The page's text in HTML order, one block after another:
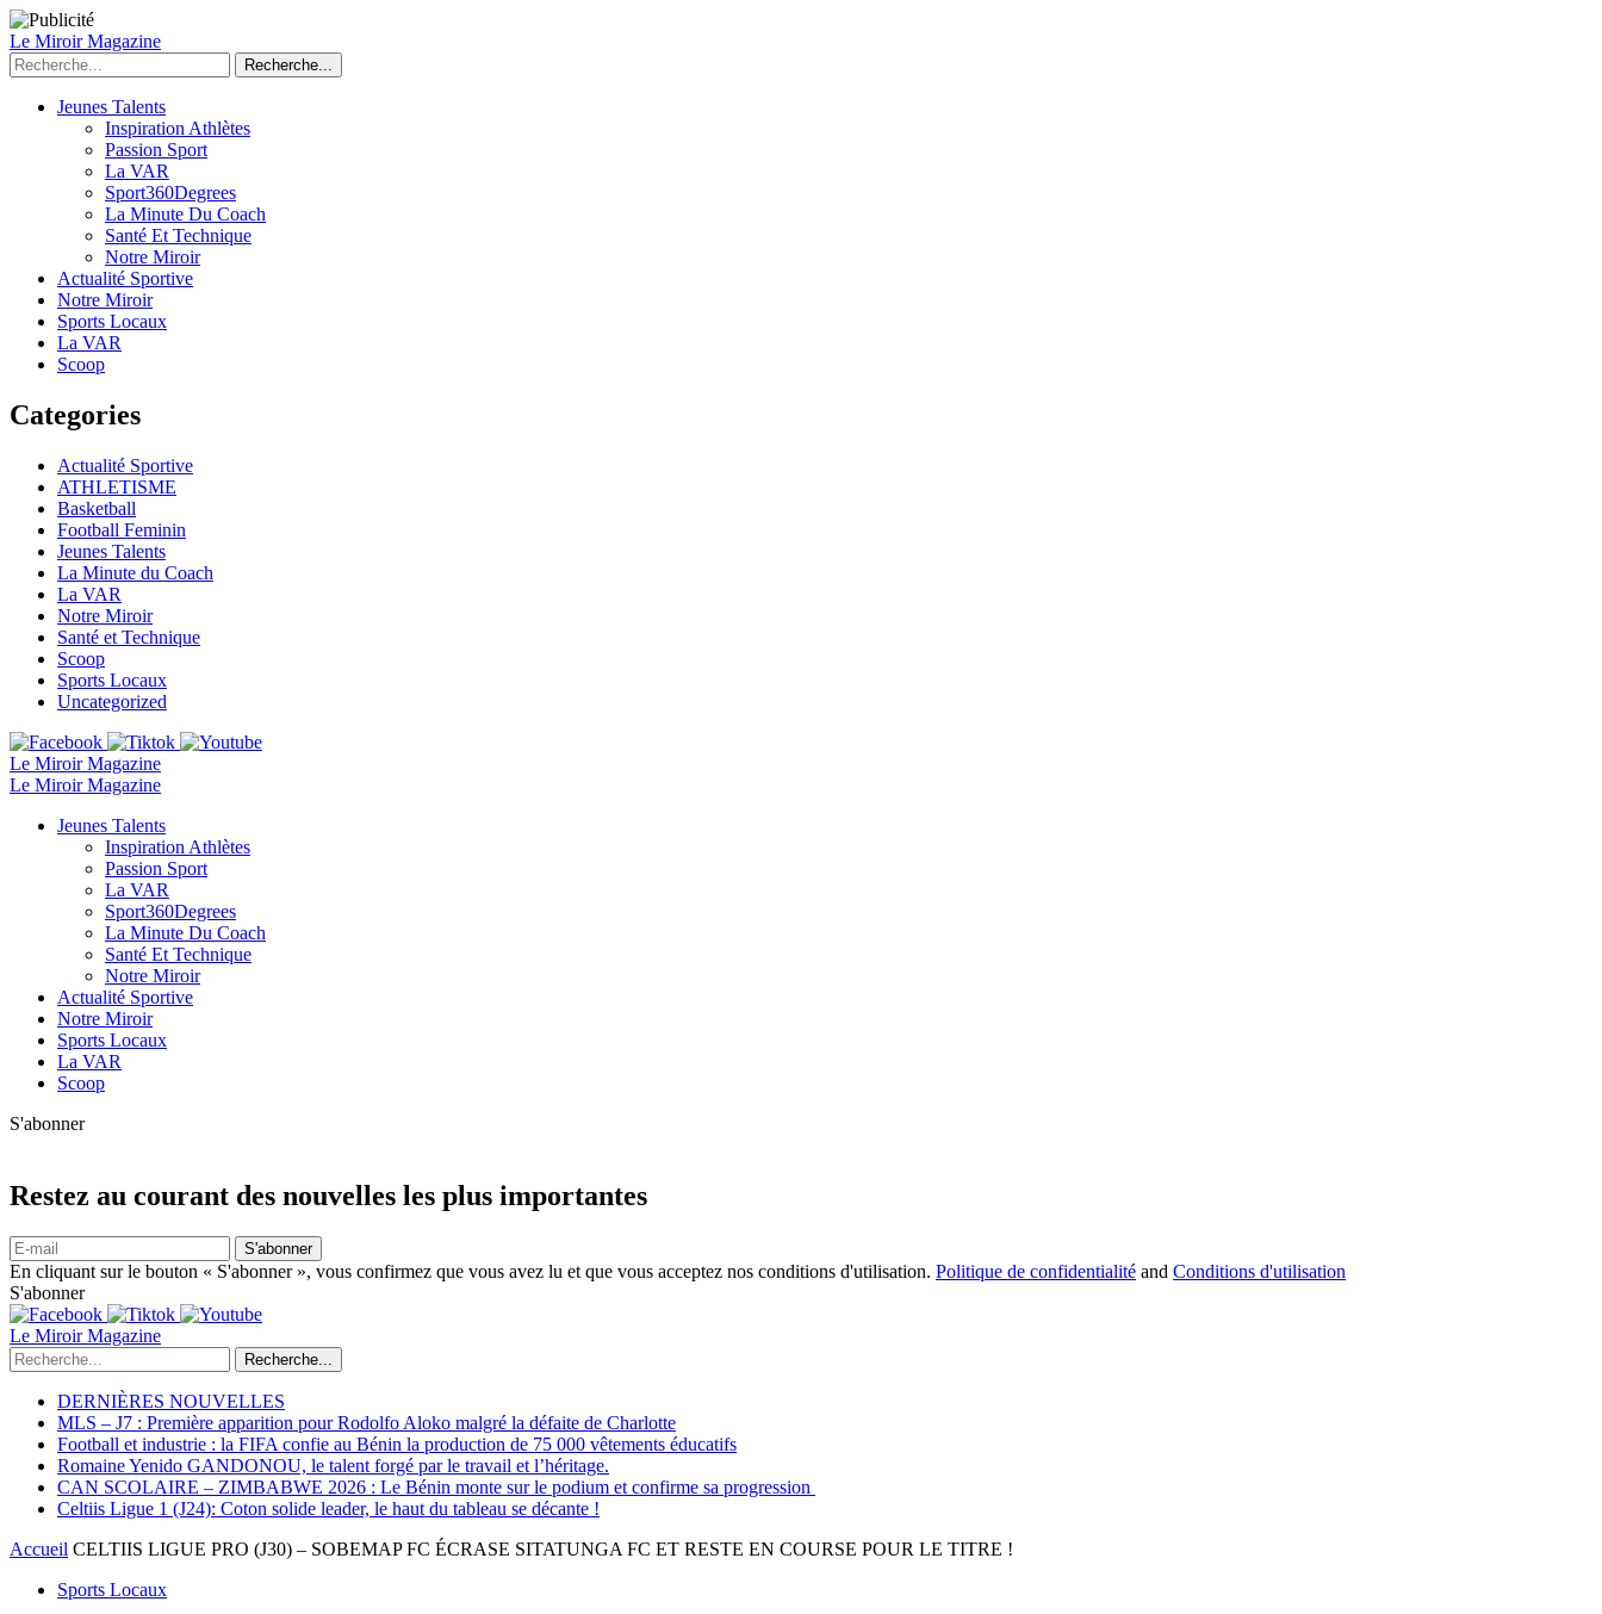
Le Miroir Magazine
Recherche...
Jeunes Talents
Inspiration Athlètes
Passion Sport
La VAR
Sport360Degrees
La Minute Du Coach
Santé Et Technique
Notre Miroir
Actualité Sportive
Notre Miroir
Sports Locaux
La VAR
Scoop
Categories
Actualité Sportive
ATHLETISME
Basketball
Football Feminin
Jeunes Talents
La Minute du Coach
La VAR
Notre Miroir
Santé et Technique
Scoop
Sports Locaux
Uncategorized
Le Miroir Magazine
Le Miroir Magazine
Jeunes Talents
Inspiration Athlètes
Passion Sport
La VAR
Sport360Degrees
La Minute Du Coach
Santé Et Technique
Notre Miroir
Actualité Sportive
Notre Miroir
Sports Locaux
La VAR
Scoop
S'abonner
Restez au courant des nouvelles les plus importantes
S'abonner
En cliquant sur le bouton « S'abonner », vous confirmez que vous avez lu et que vous acceptez nos conditions d'utilisation. Politique de confidentialité and Conditions d'utilisation
S'abonner
Le Miroir Magazine
Recherche...
DERNIÈRES NOUVELLES
MLS – J7 : Première apparition pour Rodolfo Aloko malgré la défaite de Charlotte
Football et industrie : la FIFA confie au Bénin la production de 75 000 vêtements éducatifs
Romaine Yenido GANDONOU, le talent forgé par le travail et l’héritage.
CAN SCOLAIRE – ZIMBABWE 2026 : Le Bénin monte sur le podium et confirme sa progression
Celtiis Ligue 1 (J24): Coton solide leader, le haut du tableau se décante !
Accueil CELTIIS LIGUE PRO (J30) – SOBEMAP FC ÉCRASE SITATUNGA FC ET RESTE EN COURSE POUR LE TITRE !
Sports Locaux